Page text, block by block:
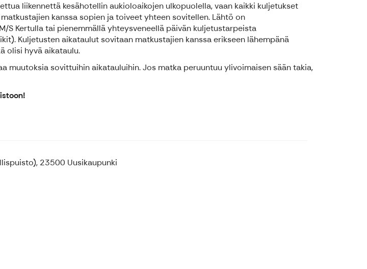
liikennettä kesähotellin aukioloaikojen ulkopuolella, vaan kaikki kuljetukset
kanssa sopien ja toiveet yhteen sovitellen. Lähtö on
S Kertulla tai pienemmällä yhteysveneellä päivän kuljetustarpeista
Kuljetusten aikataulut sovitaan matkustajien kanssa erikseen lähempänä
olisi hyvä aikataulu.
muutoksia sovittuihin aikatauluihin. Jos matka peruuntuu ylivoimaisen sään takia,
23500 Uusikaupunki